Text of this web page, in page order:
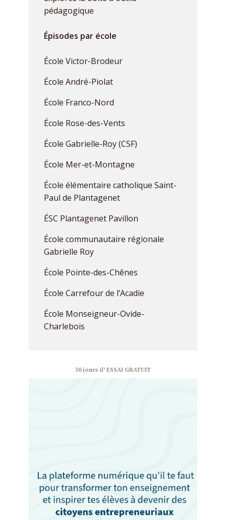
pédagogique
Épisodes par école
École Victor-Brodeur
École André-Piolat
École Franco-Nord
École Rose-des-Vents
École Gabrielle-Roy (CSF)
École Mer-et-Montagne
École élémentaire catholique Saint-
Paul de Plantagenet
ÉSC Plantagenet Pavillon
École communautaire régionale
Gabrielle Roy
École Pointe-des-Chênes
École Carrefour de l’Acadie
École Monseigneur-Ovide-
Charlebois
30 jours d’ ESSAI GRATUIT